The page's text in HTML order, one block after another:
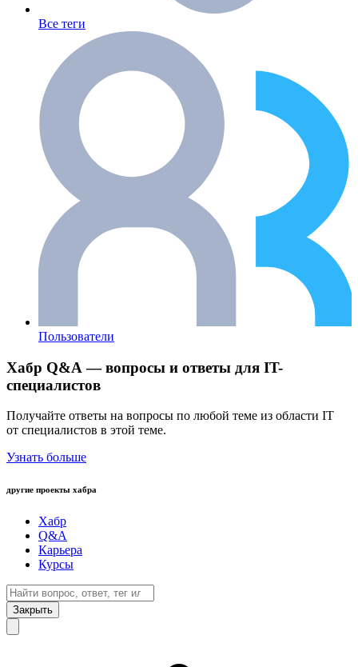
Все теги
Пользователи
Хабр Q&A — вопросы и ответы для IT-
специалистов
Получайте ответы на вопросы по любой теме из области IT
от специалистов в этой теме.
Узнать больше
другие проекты хабра
Хабр
Q&A
Карьера
Курсы
Закрыть